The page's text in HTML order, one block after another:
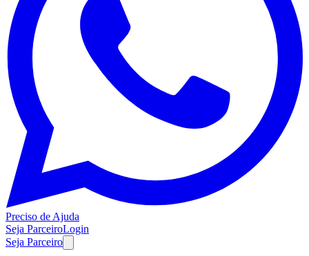
Preciso de Ajuda
Seja ParceiroLogin
Seja Parceiro